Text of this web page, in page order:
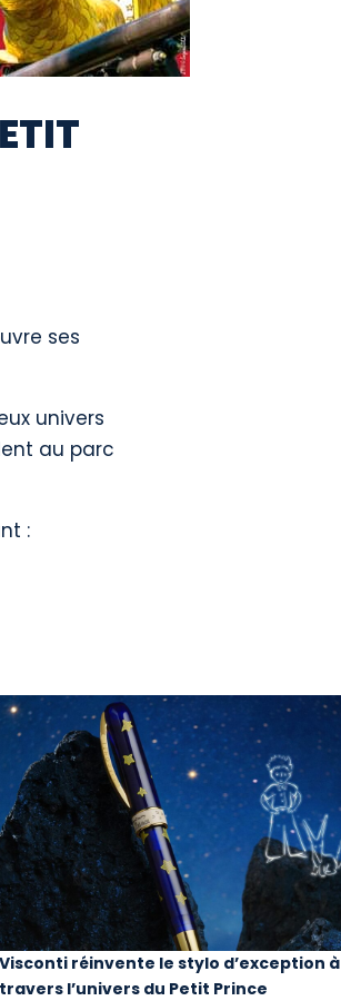
ses
univers
au parc
:
Visconti réinvente le stylo d’exception à
travers l’univers du Petit Prince